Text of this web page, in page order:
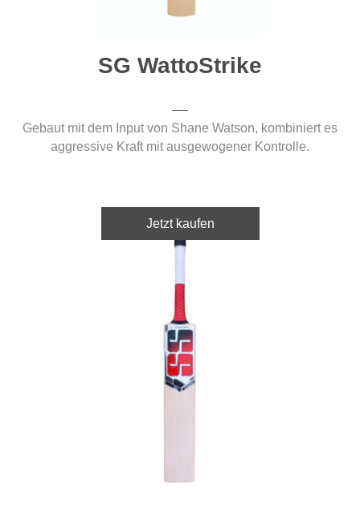
SG WattoStrike
Gebaut mit dem Input von Shane Watson, kombiniert es
aggressive Kraft mit ausgewogener Kontrolle.
Jetzt kaufen